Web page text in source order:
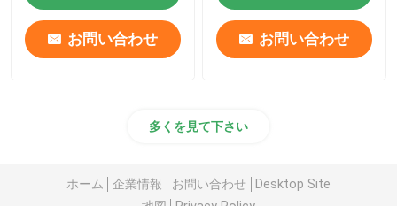
お問い合わせ お問い合わせ
多くを見て下さい
ホーム 企業情報 お問い合わせ
Desktop Site